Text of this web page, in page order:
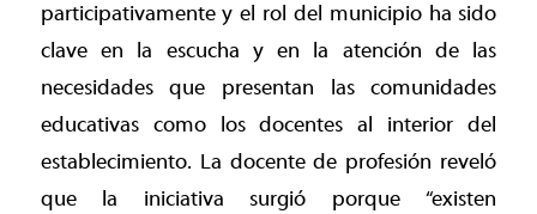
participativamente y el rol del municipio ha sido
clave en la escucha y en la atención de las
necesidades que presentan las comunidades
educativas como los docentes al interior del
establecimiento. La docente de profesión reveló
que la iniciativa surgió porque “existen